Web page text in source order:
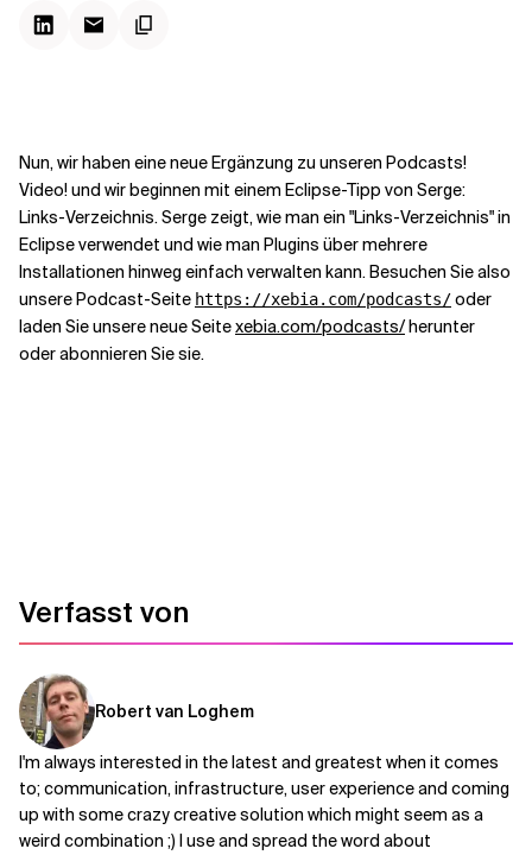
Nun, wir haben eine neue Ergänzung zu unseren Podcasts!
Video! und wir beginnen mit einem Eclipse-Tipp von Serge:
Links-Verzeichnis. Serge zeigt, wie man ein "Links-Verzeichnis" in
Eclipse verwendet und wie man Plugins über mehrere
Installationen hinweg einfach verwalten kann. Besuchen Sie also
unsere Podcast-Seite https://xebia.com/podcasts/oder
laden Sie unsere neue Seitexebia.com/podcasts/herunter
oder abonnieren Sie sie.
Verfasst von
Robert van Loghem
I'm always interested in the latest and greatest when it comes
to; communication, infrastructure, user experience and coming
up with some crazy creative solution which might seem as a
weird combination ;) I use and spread the word about